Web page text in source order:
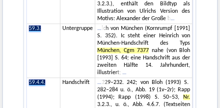
3.2.3.), enthält den Bildtyp als
Illustration von Ulrichs Version des
Motivs: Alexander der Große b
59.3.
Untergruppe
ich von München (Kornrumpf [1991]
S. 352). Ic steht einer Heinrich von
München-Handschrift des Typs
München, Cgm 7377 nahe (von Bloh
[1993] S. 64; eine Handschrift aus der
zweiten Hälfte 14. Jahrhundert,
illustriert;
59.4.4.
Handschrift
229–232. 242; von Bloh (1993) S.
282–284 u. ö., Abb. 19 (1v–2r); Rapp
(1994); Rapp (1998) S. 50–53, Nr.
3.2.3., u. ö., Abb. 4.6.7. (Textseiten